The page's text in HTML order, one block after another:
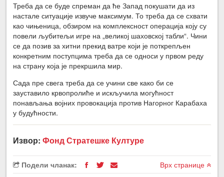
Треба да се буде спреман да ће Запад покушати да из
настале ситуације извуче максимум. То треба да се схвати
као чињеница, обзиром на комплексност операција коју су
повели љубитељи игре на „великој шаховској табли“. Чини
се да позив за хитни прекид ватре који је поткрепљен
конкретним поступцима треба да се односи у првом реду
на страну која је прекршила мир.
Сада пре свега треба да се учини све како би се
зауставило крвопролиће и искључила могућност
понављања војних провокација против Нагорног Карабаха
у будућности.
Извор:Фонд Стратешке Културе
Подели чланак: Врх странице